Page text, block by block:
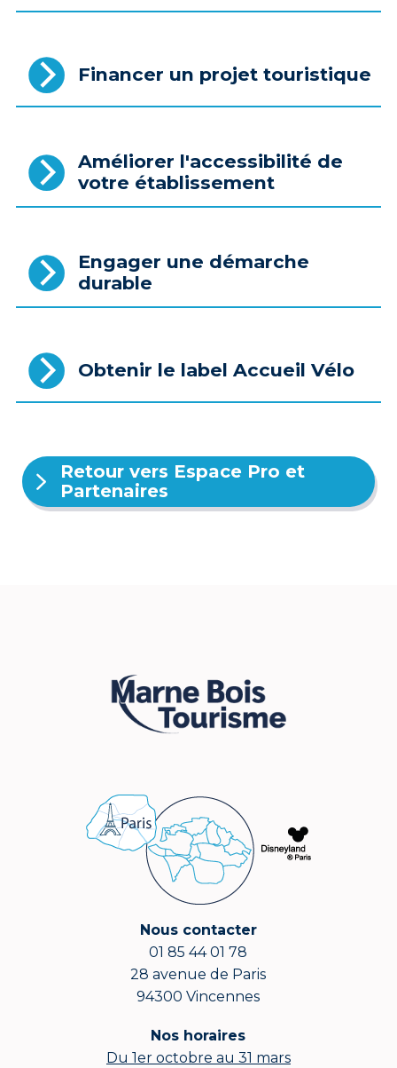
Financer un projet touristique
Améliorer l'accessibilité de
votre établissement
Engager une démarche
durable
Obtenir le label Accueil Vélo
Retour vers Espace Pro et
Partenaires
Nous contacter
01 85 44 01 78
28 avenue de Paris
94300 Vincennes
Nos horaires
Du 1er octobre au 31 mars